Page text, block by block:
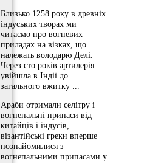
Близько 1258 року в древніх
індуських творах ми
читаємо про вогневих
приладах на візках, що
належать володарю Делі.
Через сто років артилерія
увійшла в Індії до
загального вжитку ...
Араби отримали селітру і
вогнепальні припаси від
китайців і індусів, ...
візантійські греки вперше
познайомилися з
вогнепальними припасами у